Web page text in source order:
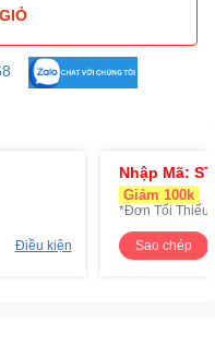
Điều kiện
Nhập Mã:
Giảm 100k
*Đơn Tối Thiểu
Sao chép